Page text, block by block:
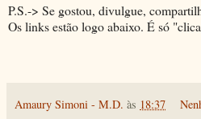
P.S.-> Se gostou, divulgue,
Os links estão logo abaixo. É só
Amaury Simoni - M.D. às 18:37